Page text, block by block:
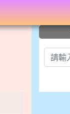
:::